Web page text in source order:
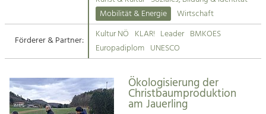
Suche
Impressum
Kontakt
Tourismus
Angebotsentwicklung und
Kunst & Kultur
Handwerk, Wissenschaft und Forschung.
Mobilität & Energie
Wirtschaft
Förderer & Partner:
Kultur NÖ KLAR! Leader BMKOES
Europadiplom UNESCO
Ökologisierung der
Christbaumproduktion
am Jauerling